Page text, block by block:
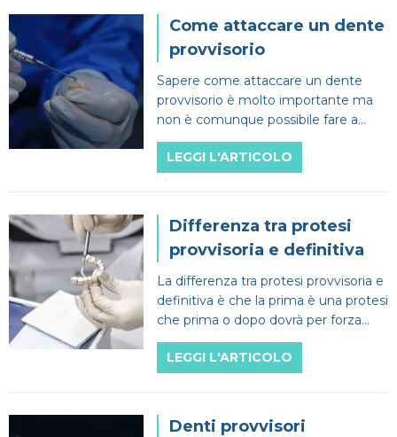
Come attaccare un dente
provvisorio
Sapere come attaccare un dente
provvisorio è molto importante ma
non è comunque possibile fare a
meno del dentista se si vogliono
evitare dei problemi.
LEGGI L'ARTICOLO
Differenza tra protesi
provvisoria e definitiva
La differenza tra protesi provvisoria e
definitiva è che la prima è una protesi
che prima o dopo dovrà per forza
essere sostituita mentre la seconda
no.LEGGI L'ARTICOLO
Denti provvisori